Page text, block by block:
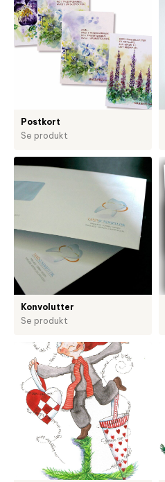
Postkort
Se produkt
Konvolutter
Se produkt